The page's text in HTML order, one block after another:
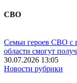
СВО
Семьи героев СВО с
области смогут
30.07.2026 13:05
Новости рубрики